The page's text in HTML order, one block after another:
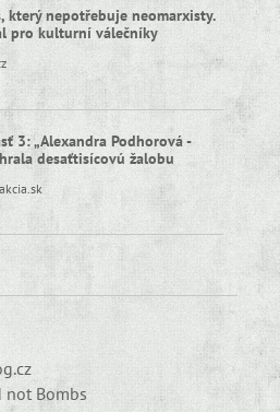
který nepotřebuje neomarxisty.
pro kulturní válečníky
3: „Alexandra Podhorová -
desaťtisícovú žalobu
not Bombs